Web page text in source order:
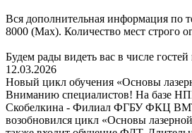
Вся дополнительная информация по
8000 (Max). Количество мест строго
Будем рады видеть вас в числе
12.03.2026
Новый цикл обучения «Основы
Вниманию специалистов! На базе
Скобелкина - Филиал ФГБУ ФКЦ
возобновился цикл «Основы